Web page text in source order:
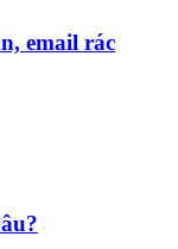
email rác